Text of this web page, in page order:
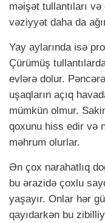
məişət tullantıları
vəziyyət daha da
Yay aylarında isə
Çürümüş
evlərə dolur.
uşaqların açıq
mümkün olmur.
qoxunu hiss edir və
məhrum olurlar.
Ən çox narahatlıq
bu ərazidə çoxlu
yaşayır. Onlar hər
qayıdarkən bu